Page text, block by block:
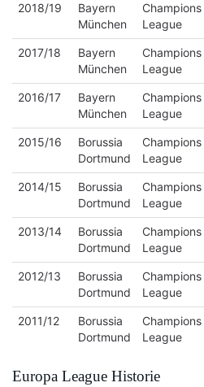
2018/19
Bayern
München
Champions
League
2017/18
Bayern
München
Champions
League
2016/17
Bayern
München
Champions
League
2015/16
Borussia
Dortmund
Champions
League
2014/15
Borussia
Dortmund
Champions
League
2013/14
Borussia
Dortmund
Champions
League
2012/13
Borussia
Dortmund
Champions
League
2011/12
Borussia
Dortmund
Champions
League
Europa League Historie